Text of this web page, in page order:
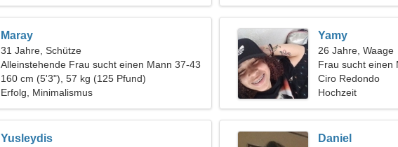
Maray
31 Jahre, Schütze
Alleinstehende Frau sucht einen Mann 37-43
160 cm (5'3"), 57 kg (125 Pfund)
Erfolg, Minimalismus
Yamy
26 Jahre, Waage
Frau sucht einen
Ciro Redondo
Hochzeit
Yusleydis Daniel